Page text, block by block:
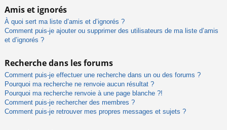
Amis et ignorés
À quoi sert ma liste d’amis et d’ignorés ?
Comment puis-je ajouter ou supprimer des utilisateurs de ma liste d’amis
et d’ignorés ?
Recherche dans les forums
Comment puis-je effectuer une recherche dans un ou des forums ?
Pourquoi ma recherche ne renvoie aucun résultat ?
Pourquoi ma recherche renvoie à une page blanche ?!
Comment puis-je rechercher des membres ?
Comment puis-je retrouver mes propres messages et sujets ?